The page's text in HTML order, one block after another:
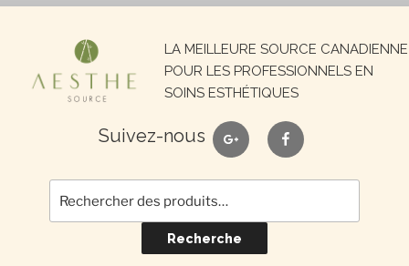
LA MEILLEURE SOURCE CANADIENNE
POUR LES PROFESSIONNELS EN
SOINS ESTHÉTIQUES
Suivez-nous google facebook
Recherche
pour :
Recherche